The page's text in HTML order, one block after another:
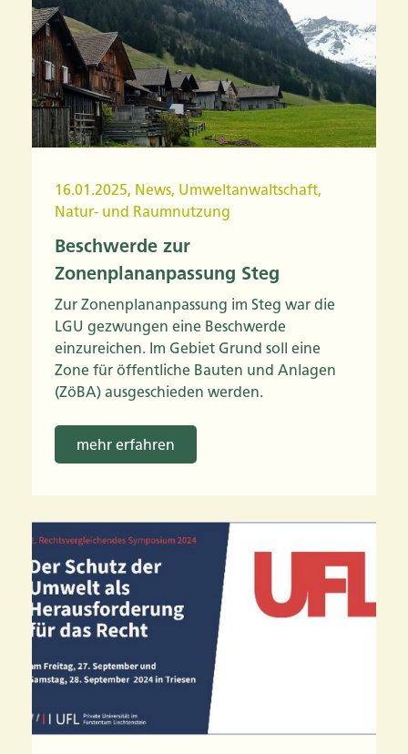
16.01.2025, News, Umweltanwaltschaft,
Natur- und Raumnutzung
Beschwerde zur
Zonenplananpassung Steg
Zur Zonenplananpassung im Steg war die
LGU gezwungen eine Beschwerde
einzureichen. Im Gebiet Grund soll eine
Zone für öffentliche Bauten und Anlagen
(ZöBA) ausgeschieden werden.
mehr erfahren